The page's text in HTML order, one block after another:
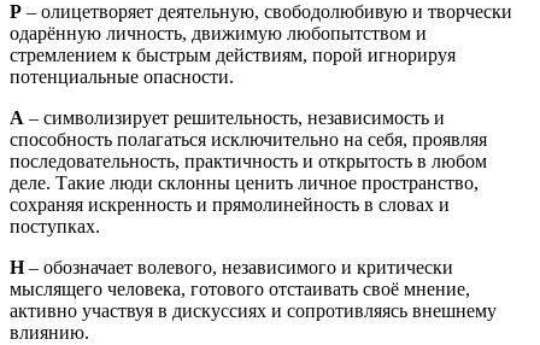
Р – олицетворяет деятельную, свободолюбивую и творчески
одарённую личность, движимую любопытством и
стремлением к быстрым действиям, порой игнорируя
потенциальные опасности.
А – символизирует решительность, независимость и
способность полагаться исключительно на себя, проявляя
последовательность, практичность и открытость в любом
деле. Такие люди склонны ценить личное пространство,
сохраняя искренность и прямолинейность в словах и
поступках.
Н– обозначает волевого, независимого и критически
мыслящего человека, готового отстаивать своё мнение,
активно участвуя в дискуссиях и сопротивляясь внешнему
влиянию.